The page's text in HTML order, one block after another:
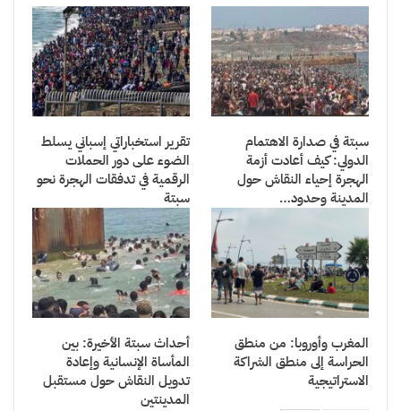
سبتة في صدارة الاهتمام
الدولي: كيف أعادت أزمة
الهجرة إحياء النقاش حول
المدينة وحدود…
تقرير استخباراتي إسباني يسلط
الضوء على دور الحملات
الرقمية في تدفقات الهجرة نحو
سبتة
المغرب وأوروبا: من منطق
الحراسة إلى منطق الشراكة
الاستراتيجية
أحداث سبتة الأخيرة: بين
المأساة الإنسانية وإعادة
تدويل النقاش حول مستقبل
المدينتين